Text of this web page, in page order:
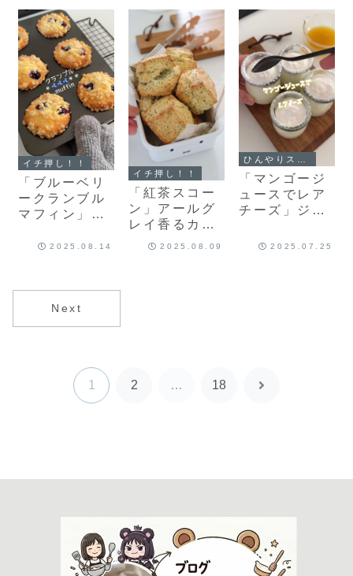
♡簡単マフィ
ンレシピだ
よ！
よ！
カップシフォ
ン♡ふわっふ
わカップシフ
ォンのレシピ
だよ！
イチ押し！！
「ブルーベリ
ークランブル
マフィン」ザ
わりしっとり
フィンレシピ
だよ！
2025.08.14
イチ押し！！
「紅茶スコー
ン」アールグ
レイ香るカリ
ッとふんわり
2025.08.09
ひんやりスイーツ
「マンゴージ
ュースでレア
チーズ」ジュ
ゼラチンな
2025.07.25
Next
1 2 … 18
次